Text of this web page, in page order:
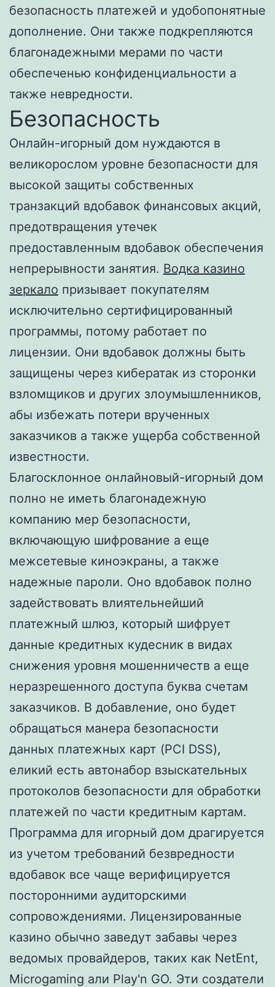
безопасность платежей и удобопонятные
дополнение. Они также подкрепляются
благонадежными мерами по части
обеспеченью конфиденциальности а
также невредности.
Безопасность
Онлайн-игорный дом нуждаются в
великорослом уровне безопасности для
высокой защиты собственных
транзакций вдобавок финансовых акций,
предотвращения утечек
предоставленным вдобавок обеспечения
непрерывности занятия. Водка казино
зеркало призывает покупателям
исключительно сертифицированный
программы, потому работает по
лицензии. Они вдобавок должны быть
защищены через кибератак из сторонки
взломщиков и других злоумышленников,
абы избежать потери врученных
заказчиков а также ущерба собственной
известности.
Благосклонное онлайновый-игорный дом
полно не иметь благонадежную
компанию мер безопасности,
включающую шифрование а еще
межсетевые киноэкраны, а также
надежные пароли. Оно вдобавок полно
задействовать влиятельнейший
платежный шлюз, который шифрует
данные кредитных кудесник в видах
снижения уровня мошенничеств а еще
неразрешенного доступа буква счетам
заказчиков. В добавление, оно будет
обращаться манера безопасности
данных платежных карт (PCI DSS),
еликий есть автонабор взыскательных
протоколов безопасности для обработки
платежей по части кредитным картам.
Программа для игорный дом драгируется
из учетом требований безвредности
вдобавок все чаще верифицируется
посторонними аудиторскими
сопровождениями. Лицензированные
казино обычно заведут забавы через
ведомых провайдеров, таких как NetEnt,
Microgaming али Play'n GO. Эти создатели